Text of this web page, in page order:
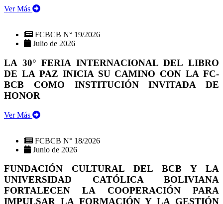
Ver Más
FCBCB N° 19/2026
Julio de 2026
LA 30° FERIA INTERNACIONAL DEL LIBRO
DE LA PAZ INICIA SU CAMINO CON LA FC-
BCB COMO INSTITUCIÓN INVITADA DE
HONOR
Ver Más
FCBCB N° 18/2026
Junio de 2026
FUNDACIÓN CULTURAL DEL BCB Y LA
UNIVERSIDAD CATÓLICA BOLIVIANA
FORTALECEN LA COOPERACIÓN PARA
IMPULSAR LA FORMACIÓN Y LA GESTIÓN